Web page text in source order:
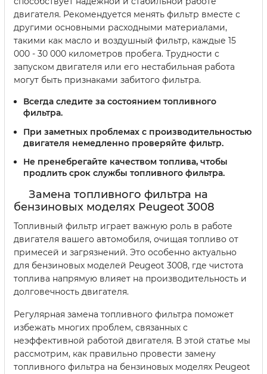
двигателя. Рекомендуется менять фильтр вместе с
другими основными расходными материалами,
такими как масло и воздушный фильтр, каждые 15
000 - 30 000 километров пробега. Трудности с
запуском двигателя или его нестабильная работа
могут быть признаками забитого фильтра.
Всегда следите за состоянием топливного
фильтра.
При заметных проблемах с производительностью
двигателя немедленно проверяйте фильтр.
Не пренебрегайте качеством топлива, чтобы
продлить срок службы топливного фильтра.
Замена топливного фильтра на
бензиновых моделях Peugeot 3008
Топливный фильтр играет важную роль в работе
двигателя вашего автомобиля, очищая топливо от
примесей и загрязнений. Это особенно актуально
для бензиновых моделей Peugeot 3008, где чистота
топлива напрямую влияет на производительность и
долговечность двигателя.
Регулярная замена топливного фильтра поможет
избежать многих проблем, связанных с
неэффективной работой двигателя. В этой статье мы
рассмотрим, как правильно провести замену
топливного фильтра на бензиновых моделях Peugeot